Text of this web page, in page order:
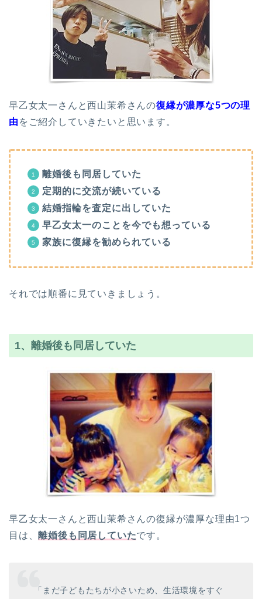
早乙女太一さんと西山茉希さんの復縁が濃厚な5つの理
由 をご紹介していきたいと思います。
離婚後も同居していた
定期的に交流が続いている
結婚指輪を査定に出していた
早乙女太一のことを今でも想っている
家族に復縁を勧められている
それでは順番に見ていきましょう。
1、離婚後も同居していた
早乙女太一さんと西山茉希さんの復縁が濃厚な理由1つ
目は、離婚後も同居していたです。
「まだ子どもたちが小さいため、生活環境をすぐ